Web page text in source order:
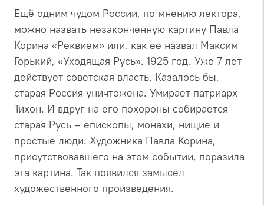
Ещё одним чудом России, по мнению лектора,
можно назвать незаконченную картину Павла
Корина «Реквием» или, как ее назвал Максим
Горький, «Уходящая Русь». 1925 год. Уже 7 лет
действует советская власть. Казалось бы,
старая Россия уничтожена. Умирает патриарх
Тихон. И вдруг на его похороны собирается
старая Русь – епископы, монахи, нищие и
простые люди. Художника Павла Корина,
присутствовавшего на этом событии, поразила
эта картина. Так появился замысел
художественного произведения.